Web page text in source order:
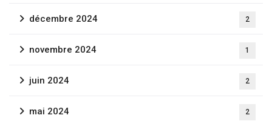
décembre 2024 2
novembre 2024 1
juin 2024 2
mai 2024 2